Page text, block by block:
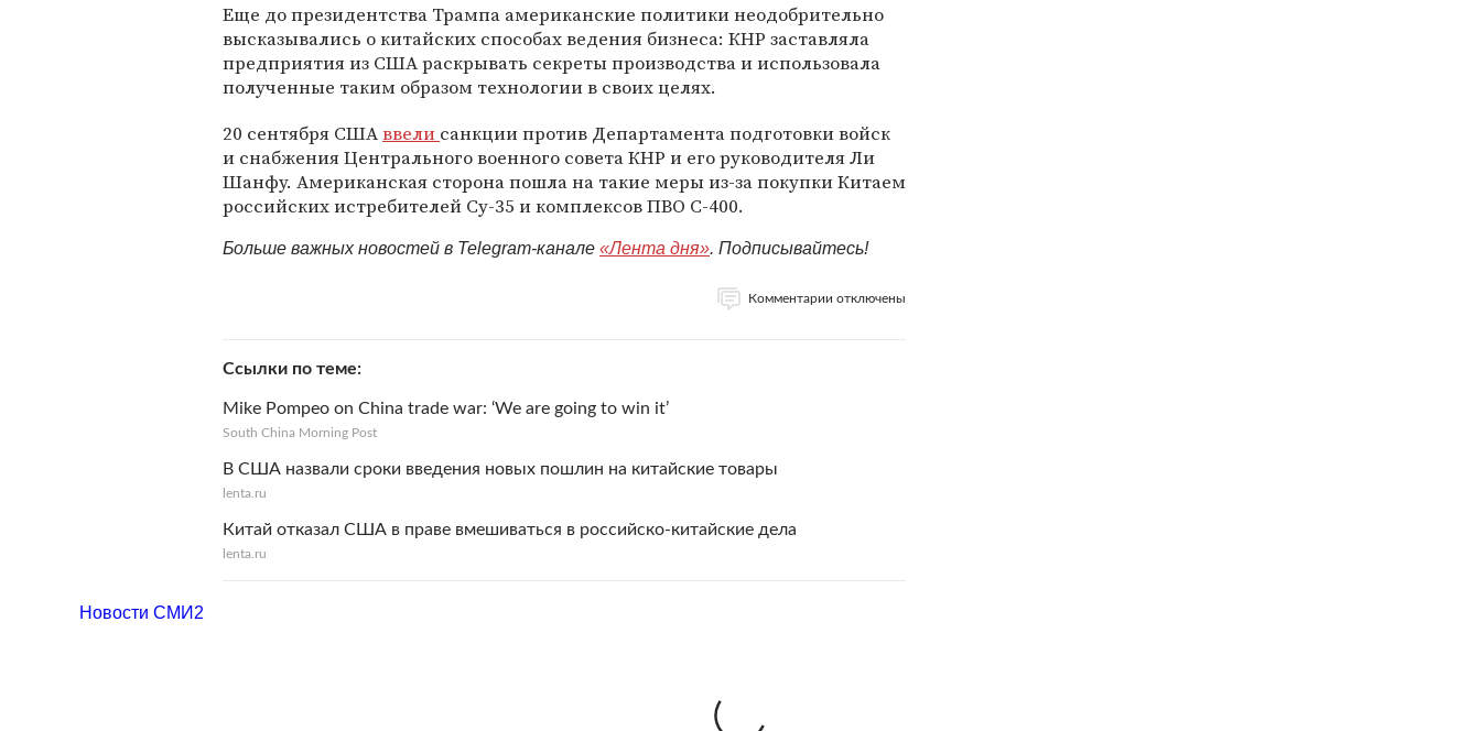
Еще до президентства Трампа американские политики неодобрительно
высказывались о китайских способах ведения бизнеса: КНР заставляла
предприятия из США раскрывать секреты производства и использовала
полученные таким образом технологии в своих целях.
20 сентября СШАввели санкции против Департамента подготовки войск
и снабжения Центрального военного совета КНР и его руководителя Ли
Шанфу. Американская сторона пошла на такие меры из-за покупки Китаем
российских истребителей Cу-35 и комплексов ПВО С-400.
Больше важных новостей в Telegram-канале «Лента дня». Подписывайтесь!
Комментарии отключены
Ссылки по теме
Mike Pompeo on China trade war: ‘We are going to win it’
South China Morning Post
В США назвали сроки введения новых пошлин на китайские товары
lenta.ru
Китай отказал США в праве вмешиваться в российско-китайские дела
lenta.ru
Новости СМИ2